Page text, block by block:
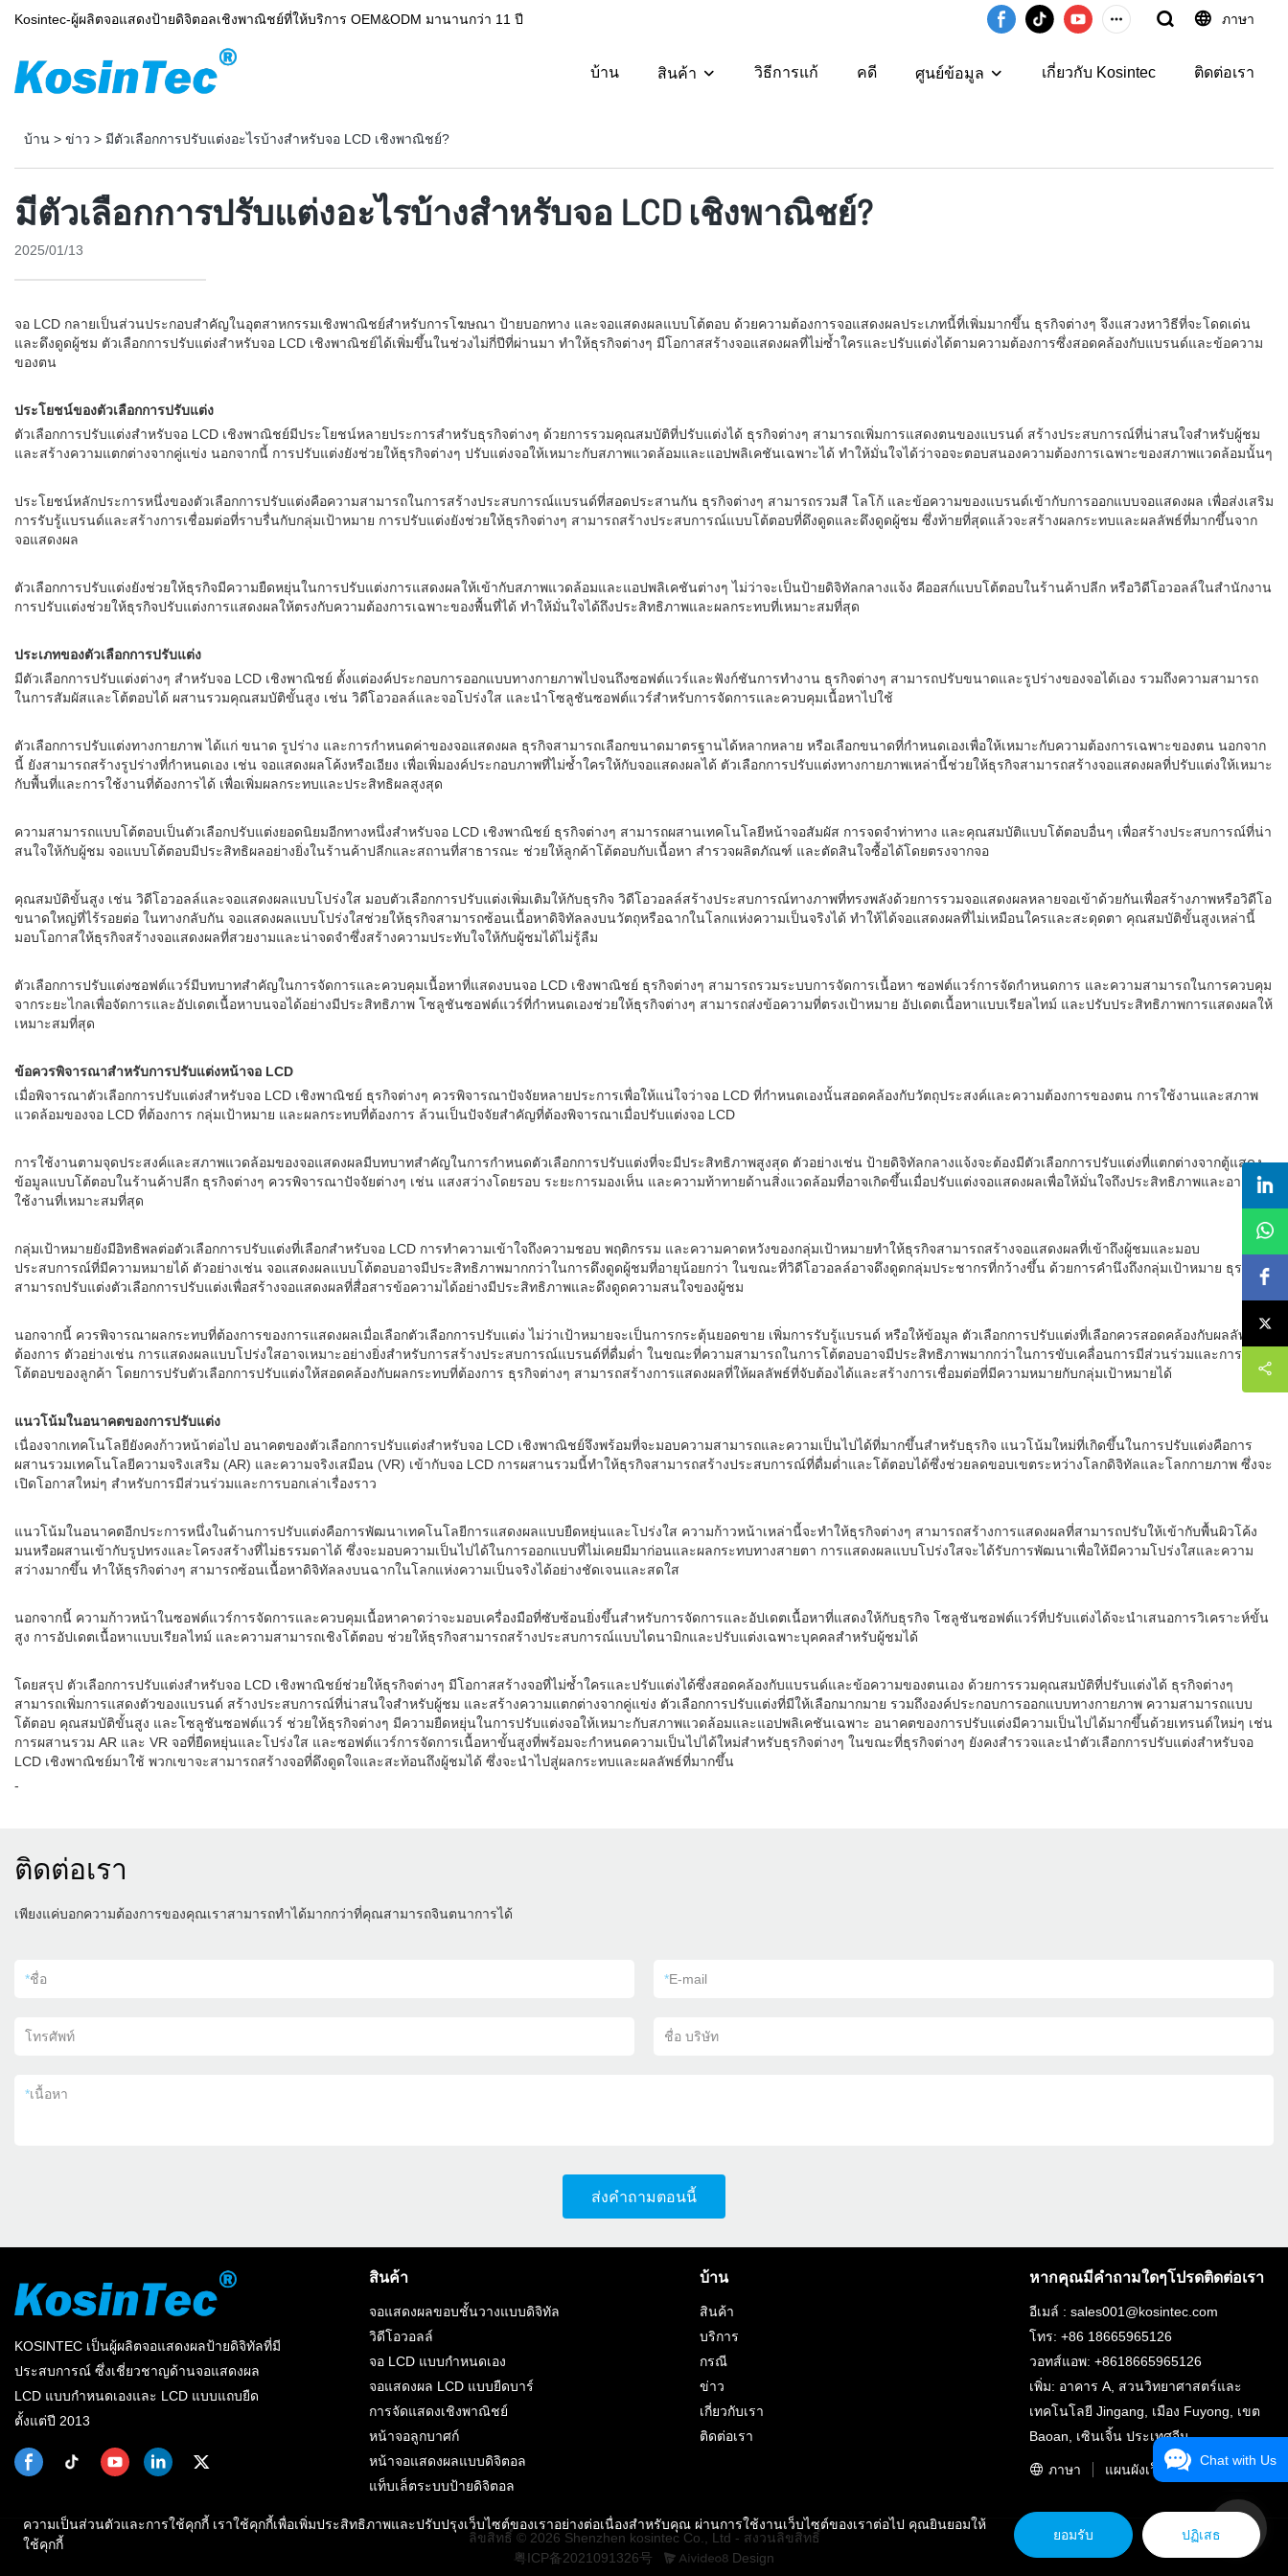
Kosintec-ผู้ผลิตจอแสดงป้ายดิจิตอลเชิงพาณิชย์ที่ให้บริการ OEM&ODM มานานกว่า 11 ปี ภาษา
บ้าน สินค้า วิธีการแก้ คดี ศูนย์ข้อมูล เกี่ยวกับ Kosintec ติดต่อเรา
บ้าน > ข่าว > มีตัวเลือกการปรับแต่งอะไรบ้างสำหรับจอ LCD เชิงพาณิชย์?
มีตัวเลือกการปรับแต่งอะไรบ้างสำหรับจอ LCD เชิงพาณิชย์?
2025/01/13
จอ LCD กลายเป็นส่วนประกอบสำคัญในอุตสาหกรรมเชิงพาณิชย์สำหรับการโฆษณา ป้ายบอกทาง และจอแสดงผลแบบโต้ตอบ ด้วยความต้องการจอแสดงผลประเภทนี้ที่เพิ่มมากขึ้น ธุรกิจต่างๆ จึงแสวงหาวิธีที่จะโดดเด่น
และดึงดูดผู้ชม ตัวเลือกการปรับแต่งสำหรับจอ LCD เชิงพาณิชย์ได้เพิ่มขึ้นในช่วงไม่กี่ปีที่ผ่านมา ทำให้ธุรกิจต่างๆ มีโอกาสสร้างจอแสดงผลที่ไม่ซ้ำใครและปรับแต่งได้ตามความต้องการซึ่งสอดคล้องกับแบรนด์และข้อความ
ของตน
ประโยชน์ของตัวเลือกการปรับแต่ง
ตัวเลือกการปรับแต่งสำหรับจอ LCD เชิงพาณิชย์มีประโยชน์หลายประการสำหรับธุรกิจต่างๆ ด้วยการรวมคุณสมบัติที่ปรับแต่งได้ ธุรกิจต่างๆ สามารถเพิ่มการแสดงตนของแบรนด์ สร้างประสบการณ์ที่น่าสนใจสำหรับผู้ชม
และสร้างความแตกต่างจากคู่แข่ง นอกจากนี้ การปรับแต่งยังช่วยให้ธุรกิจต่างๆ ปรับแต่งจอให้เหมาะกับสภาพแวดล้อมและแอปพลิเคชันเฉพาะได้ ทำให้มั่นใจได้ว่าจอจะตอบสนองความต้องการเฉพาะของสภาพแวดล้อมนั้นๆ
ประโยชน์หลักประการหนึ่งของตัวเลือกการปรับแต่งคือความสามารถในการสร้างประสบการณ์แบรนด์ที่สอดประสานกัน ธุรกิจต่างๆ สามารถรวมสี โลโก้ และข้อความของแบรนด์เข้ากับการออกแบบจอแสดงผล เพื่อส่งเสริม
การรับรู้แบรนด์และสร้างการเชื่อมต่อที่ราบรื่นกับกลุ่มเป้าหมาย การปรับแต่งยังช่วยให้ธุรกิจต่างๆ สามารถสร้างประสบการณ์แบบโต้ตอบที่ดึงดูดและดึงดูดผู้ชม ซึ่งท้ายที่สุดแล้วจะสร้างผลกระทบและผลลัพธ์ที่มากขึ้นจาก
จอแสดงผล
ตัวเลือกการปรับแต่งยังช่วยให้ธุรกิจมีความยืดหยุ่นในการปรับแต่งการแสดงผลให้เข้ากับสภาพแวดล้อมและแอปพลิเคชันต่างๆ ไม่ว่าจะเป็นป้ายดิจิทัลกลางแจ้ง คีออสก์แบบโต้ตอบในร้านค้าปลีก หรือวิดีโอวอลล์ในสำนักงาน
การปรับแต่งช่วยให้ธุรกิจปรับแต่งการแสดงผลให้ตรงกับความต้องการเฉพาะของพื้นที่ได้ ทำให้มั่นใจได้ถึงประสิทธิภาพและผลกระทบที่เหมาะสมที่สุด
ประเภทของตัวเลือกการปรับแต่ง
มีตัวเลือกการปรับแต่งต่างๆ สำหรับจอ LCD เชิงพาณิชย์ ตั้งแต่องค์ประกอบการออกแบบทางกายภาพไปจนถึงซอฟต์แวร์และฟังก์ชันการทำงาน ธุรกิจต่างๆ สามารถปรับขนาดและรูปร่างของจอได้เอง รวมถึงความสามารถ
ในการสัมผัสและโต้ตอบได้ ผสานรวมคุณสมบัติขั้นสูง เช่น วิดีโอวอลล์และจอโปร่งใส และนำโซลูชันซอฟต์แวร์สำหรับการจัดการและควบคุมเนื้อหาไปใช้
ตัวเลือกการปรับแต่งทางกายภาพ ได้แก่ ขนาด รูปร่าง และการกำหนดค่าของจอแสดงผล ธุรกิจสามารถเลือกขนาดมาตรฐานได้หลากหลาย หรือเลือกขนาดที่กำหนดเองเพื่อให้เหมาะกับความต้องการเฉพาะของตน นอกจาก
นี้ ยังสามารถสร้างรูปร่างที่กำหนดเอง เช่น จอแสดงผลโค้งหรือเอียง เพื่อเพิ่มองค์ประกอบภาพที่ไม่ซ้ำใครให้กับจอแสดงผลได้ ตัวเลือกการปรับแต่งทางกายภาพเหล่านี้ช่วยให้ธุรกิจสามารถสร้างจอแสดงผลที่ปรับแต่งให้เหมาะ
กับพื้นที่และการใช้งานที่ต้องการได้ เพื่อเพิ่มผลกระทบและประสิทธิผลสูงสุด
ความสามารถแบบโต้ตอบเป็นตัวเลือกปรับแต่งยอดนิยมอีกทางหนึ่งสำหรับจอ LCD เชิงพาณิชย์ ธุรกิจต่างๆ สามารถผสานเทคโนโลยีหน้าจอสัมผัส การจดจำท่าทาง และคุณสมบัติแบบโต้ตอบอื่นๆ เพื่อสร้างประสบการณ์ที่น่า
สนใจให้กับผู้ชม จอแบบโต้ตอบมีประสิทธิผลอย่างยิ่งในร้านค้าปลีกและสถานที่สาธารณะ ช่วยให้ลูกค้าโต้ตอบกับเนื้อหา สำรวจผลิตภัณฑ์ และตัดสินใจซื้อได้โดยตรงจากจอ
คุณสมบัติขั้นสูง เช่น วิดีโอวอลล์และจอแสดงผลแบบโปร่งใส มอบตัวเลือกการปรับแต่งเพิ่มเติมให้กับธุรกิจ วิดีโอวอลล์สร้างประสบการณ์ทางภาพที่ทรงพลังด้วยการรวมจอแสดงผลหลายจอเข้าด้วยกันเพื่อสร้างภาพหรือวิดีโอ
ขนาดใหญ่ที่ไร้รอยต่อ ในทางกลับกัน จอแสดงผลแบบโปร่งใสช่วยให้ธุรกิจสามารถซ้อนเนื้อหาดิจิทัลลงบนวัตถุหรือฉากในโลกแห่งความเป็นจริงได้ ทำให้ได้จอแสดงผลที่ไม่เหมือนใครและสะดุดตา คุณสมบัติขั้นสูงเหล่านี้
มอบโอกาสให้ธุรกิจสร้างจอแสดงผลที่สวยงามและน่าจดจำซึ่งสร้างความประทับใจให้กับผู้ชมได้ไม่รู้ลืม
ตัวเลือกการปรับแต่งซอฟต์แวร์มีบทบาทสำคัญในการจัดการและควบคุมเนื้อหาที่แสดงบนจอ LCD เชิงพาณิชย์ ธุรกิจต่างๆ สามารถรวมระบบการจัดการเนื้อหา ซอฟต์แวร์การจัดกำหนดการ และความสามารถในการควบคุม
จากระยะไกลเพื่อจัดการและอัปเดตเนื้อหาบนจอได้อย่างมีประสิทธิภาพ โซลูชันซอฟต์แวร์ที่กำหนดเองช่วยให้ธุรกิจต่างๆ สามารถส่งข้อความที่ตรงเป้าหมาย อัปเดตเนื้อหาแบบเรียลไทม์ และปรับประสิทธิภาพการแสดงผลให้
เหมาะสมที่สุด
ข้อควรพิจารณาสำหรับการปรับแต่งหน้าจอ LCD
เมื่อพิจารณาตัวเลือกการปรับแต่งสำหรับจอ LCD เชิงพาณิชย์ ธุรกิจต่างๆ ควรพิจารณาปัจจัยหลายประการเพื่อให้แน่ใจว่าจอ LCD ที่กำหนดเองนั้นสอดคล้องกับวัตถุประสงค์และความต้องการของตน การใช้งานและสภาพ
แวดล้อมของจอ LCD ที่ต้องการ กลุ่มเป้าหมาย และผลกระทบที่ต้องการ ล้วนเป็นปัจจัยสำคัญที่ต้องพิจารณาเมื่อปรับแต่งจอ LCD
การใช้งานตามจุดประสงค์และสภาพแวดล้อมของจอแสดงผลมีบทบาทสำคัญในการกำหนดตัวเลือกการปรับแต่งที่จะมีประสิทธิภาพสูงสุด ตัวอย่างเช่น ป้ายดิจิทัลกลางแจ้งจะต้องมีตัวเลือกการปรับแต่งที่แตกต่างจากตู้แสดง
ข้อมูลแบบโต้ตอบในร้านค้าปลีก ธุรกิจต่างๆ ควรพิจารณาปัจจัยต่างๆ เช่น แสงสว่างโดยรอบ ระยะการมองเห็น และความท้าทายด้านสิ่งแวดล้อมที่อาจเกิดขึ้นเมื่อปรับแต่งจอแสดงผลเพื่อให้มั่นใจถึงประสิทธิภาพและอายุการ
ใช้งานที่เหมาะสมที่สุด
กลุ่มเป้าหมายยังมีอิทธิพลต่อตัวเลือกการปรับแต่งที่เลือกสำหรับจอ LCD การทำความเข้าใจถึงความชอบ พฤติกรรม และความคาดหวังของกลุ่มเป้าหมายทำให้ธุรกิจสามารถสร้างจอแสดงผลที่เข้าถึงผู้ชมและมอบ
ประสบการณ์ที่มีความหมายได้ ตัวอย่างเช่น จอแสดงผลแบบโต้ตอบอาจมีประสิทธิภาพมากกว่าในการดึงดูดผู้ชมที่อายุน้อยกว่า ในขณะที่วิดีโอวอลล์อาจดึงดูดกลุ่มประชากรที่กว้างขึ้น ด้วยการคำนึงถึงกลุ่มเป้าหมาย ธุรกิจ
สามารถปรับแต่งตัวเลือกการปรับแต่งเพื่อสร้างจอแสดงผลที่สื่อสารข้อความได้อย่างมีประสิทธิภาพและดึงดูดความสนใจของผู้ชม
นอกจากนี้ ควรพิจารณาผลกระทบที่ต้องการของการแสดงผลเมื่อเลือกตัวเลือกการปรับแต่ง ไม่ว่าเป้าหมายจะเป็นการกระตุ้นยอดขาย เพิ่มการรับรู้แบรนด์ หรือให้ข้อมูล ตัวเลือกการปรับแต่งที่เลือกควรสอดคล้องกับผลลัพธ์ที่
ต้องการ ตัวอย่างเช่น การแสดงผลแบบโปร่งใสอาจเหมาะอย่างยิ่งสำหรับการสร้างประสบการณ์แบรนด์ที่ดื่มด่ำ ในขณะที่ความสามารถในการโต้ตอบอาจมีประสิทธิภาพมากกว่าในการขับเคลื่อนการมีส่วนร่วมและการ
โต้ตอบของลูกค้า โดยการปรับตัวเลือกการปรับแต่งให้สอดคล้องกับผลกระทบที่ต้องการ ธุรกิจต่างๆ สามารถสร้างการแสดงผลที่ให้ผลลัพธ์ที่จับต้องได้และสร้างการเชื่อมต่อที่มีความหมายกับกลุ่มเป้าหมายได้
แนวโน้มในอนาคตของการปรับแต่ง
เนื่องจากเทคโนโลยียังคงก้าวหน้าต่อไป อนาคตของตัวเลือกการปรับแต่งสำหรับจอ LCD เชิงพาณิชย์จึงพร้อมที่จะมอบความสามารถและความเป็นไปได้ที่มากขึ้นสำหรับธุรกิจ แนวโน้มใหม่ที่เกิดขึ้นในการปรับแต่งคือการ
ผสานรวมเทคโนโลยีความจริงเสริม (AR) และความจริงเสมือน (VR) เข้ากับจอ LCD การผสานรวมนี้ทำให้ธุรกิจสามารถสร้างประสบการณ์ที่ดื่มด่ำและโต้ตอบได้ซึ่งช่วยลดขอบเขตระหว่างโลกดิจิทัลและโลกกายภาพ ซึ่งจะ
เปิดโอกาสใหม่ๆ สำหรับการมีส่วนร่วมและการบอกเล่าเรื่องราว
แนวโน้มในอนาคตอีกประการหนึ่งในด้านการปรับแต่งคือการพัฒนาเทคโนโลยีการแสดงผลแบบยืดหยุ่นและโปร่งใส ความก้าวหน้าเหล่านี้จะทำให้ธุรกิจต่างๆ สามารถสร้างการแสดงผลที่สามารถปรับให้เข้ากับพื้นผิวโค้ง
มนหรือผสานเข้ากับรูปทรงและโครงสร้างที่ไม่ธรรมดาได้ ซึ่งจะมอบความเป็นไปได้ในการออกแบบที่ไม่เคยมีมาก่อนและผลกระทบทางสายตา การแสดงผลแบบโปร่งใสจะได้รับการพัฒนาเพื่อให้มีความโปร่งใสและความ
สว่างมากขึ้น ทำให้ธุรกิจต่างๆ สามารถซ้อนเนื้อหาดิจิทัลลงบนฉากในโลกแห่งความเป็นจริงได้อย่างชัดเจนและสดใส
นอกจากนี้ ความก้าวหน้าในซอฟต์แวร์การจัดการและควบคุมเนื้อหาคาดว่าจะมอบเครื่องมือที่ซับซ้อนยิ่งขึ้นสำหรับการจัดการและอัปเดตเนื้อหาที่แสดงให้กับธุรกิจ โซลูชันซอฟต์แวร์ที่ปรับแต่งได้จะนำเสนอการวิเคราะห์ขั้น
สูง การอัปเดตเนื้อหาแบบเรียลไทม์ และความสามารถเชิงโต้ตอบ ช่วยให้ธุรกิจสามารถสร้างประสบการณ์แบบไดนามิกและปรับแต่งเฉพาะบุคคลสำหรับผู้ชมได้
โดยสรุป ตัวเลือกการปรับแต่งสำหรับจอ LCD เชิงพาณิชย์ช่วยให้ธุรกิจต่างๆ มีโอกาสสร้างจอที่ไม่ซ้ำใครและปรับแต่งได้ซึ่งสอดคล้องกับแบรนด์และข้อความของตนเอง ด้วยการรวมคุณสมบัติที่ปรับแต่งได้ ธุรกิจต่างๆ
สามารถเพิ่มการแสดงตัวของแบรนด์ สร้างประสบการณ์ที่น่าสนใจสำหรับผู้ชม และสร้างความแตกต่างจากคู่แข่ง ตัวเลือกการปรับแต่งที่มีให้เลือกมากมาย รวมถึงองค์ประกอบการออกแบบทางกายภาพ ความสามารถแบบ
โต้ตอบ คุณสมบัติขั้นสูง และโซลูชันซอฟต์แวร์ ช่วยให้ธุรกิจต่างๆ มีความยืดหยุ่นในการปรับแต่งจอให้เหมาะกับสภาพแวดล้อมและแอปพลิเคชันเฉพาะ อนาคตของการปรับแต่งมีความเป็นไปได้มากขึ้นด้วยเทรนด์ใหม่ๆ เช่น
การผสานรวม AR และ VR จอที่ยืดหยุ่นและโปร่งใส และซอฟต์แวร์การจัดการเนื้อหาขั้นสูงที่พร้อมจะกำหนดความเป็นไปได้ใหม่สำหรับธุรกิจต่างๆ ในขณะที่ธุรกิจต่างๆ ยังคงสำรวจและนำตัวเลือกการปรับแต่งสำหรับจอ
LCD เชิงพาณิชย์มาใช้ พวกเขาจะสามารถสร้างจอที่ดึงดูดใจและสะท้อนถึงผู้ชมได้ ซึ่งจะนำไปสู่ผลกระทบและผลลัพธ์ที่มากขึ้น
-
ติดต่อเรา
เพียงแค่บอกความต้องการของคุณเราสามารถทำได้มากกว่าที่คุณสามารถจินตนาการได้
*ชื่อ *E-mail
โทรศัพท์ ชื่อ บริษัท
*เนื้อหา
ส่งคำถามตอนนี้
KOSINTEC เป็นผู้ผลิตจอแสดงผลป้ายดิจิทัลที่มี
ประสบการณ์ ซึ่งเชี่ยวชาญด้านจอแสดงผล
LCD แบบกำหนดเองและ LCD แบบแถบยืด
ตั้งแต่ปี 2013
สินค้า
จอแสดงผลขอบชั้นวางแบบดิจิทัล
วิดีโอวอลล์
จอ LCD แบบกำหนดเอง
จอแสดงผล LCD แบบยืดบาร์
การจัดแสดงเชิงพาณิชย์
หน้าจอลูกบาศก์
หน้าจอแสดงผลแบบดิจิตอล
แท็บเล็ตระบบป้ายดิจิตอล
บ้าน
สินค้า
บริการ
กรณี
ข่าว
เกี่ยวกับเรา
ติดต่อเรา
หากคุณมีคำถามใดๆโปรดติดต่อเรา
อีเมล์ : sales001@kosintec.com
โทร: +86 18665965126
วอทส์แอพ: +8618665965126
เพิ่ม: อาคาร A, สวนวิทยาศาสตร์และ
เทคโนโลยี Jingang, เมือง Fuyong, เขต
Baoan, เซินเจิ้น ประเทศจีน
ภาษา แผนผังเว็บไซต์
ลิขสิทธิ์ © 2026 Shenzhen kosintec Co., Ltd - สงวนลิขสิทธิ์
粤ICP备2021091326号
Design
Chat with Us
ความเป็นส่วนตัวและการใช้คุกกี้ เราใช้คุกกี้เพื่อเพิ่มประสิทธิภาพและปรับปรุงเว็บไซต์ของเราอย่างต่อเนื่องสำหรับคุณ ผ่านการใช้งานเว็บไซต์ของเราต่อไป คุณยินยอมให้
ใช้คุกกี้
ยอมรับ ปฏิเสธ